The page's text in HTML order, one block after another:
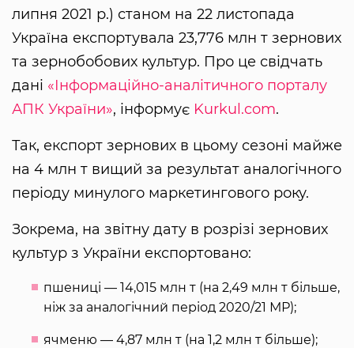
липня 2021 р.) станом на 22 листопада
Україна експортувала 23,776 млн т зернових
та зернобобових культур. Про це свідчать
дані «Інформаційно-аналітичного порталу
АПК України», інформує Kurkul.com.
Так, експорт зернових в цьому сезоні майже
на 4 млн т вищий за результат аналогічного
періоду минулого маркетингового року.
Зокрема, на звітну дату в розрізі зернових
культур з України експортовано:
пшениці — 14,015 млн т (на 2,49 млн т більше,
ніж за аналогічний період 2020/21 МР);
ячменю — 4,87 млн т (на 1,2 млн т більше);